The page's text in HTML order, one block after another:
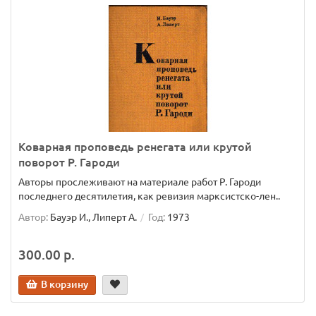
Коварная проповедь ренегата или крутой
поворот Р. Гароди
Авторы прослеживают на материале работ Р. Гароди
последнего десятилетия, как ревизия марксистско-лен..
Автор: Бауэр И., Липерт А. Год: 1973
300.00 р.
В корзину